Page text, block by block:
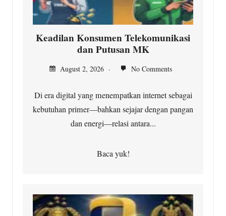
Keadilan Konsumen Telekomunikasi
dan Putusan MK
August 2, 2026 No Comments
Di era digital yang menempatkan internet sebagai
kebutuhan primer—bahkan sejajar dengan pangan
dan energi—relasi antara...
Baca yuk!